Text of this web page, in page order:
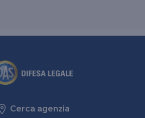
Cerca agenzia